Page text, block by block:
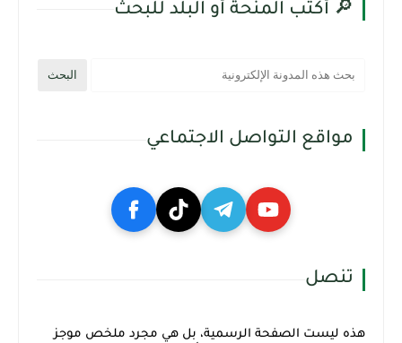
🔎 أكتب المنحة أو البلد للبحث
مواقع التواصل الاجتماعي
تنصل
هذه ليست الصفحة الرسمية، بل هي مجرد ملخص موجز